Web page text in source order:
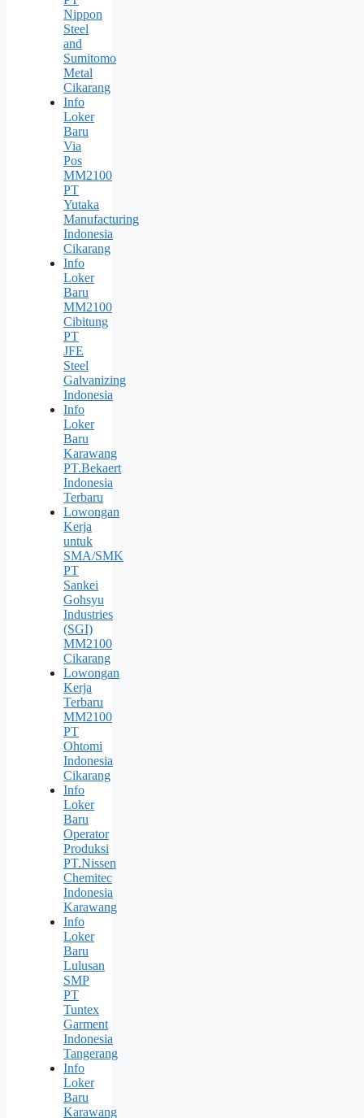
Nippon
Steel
and
Sumitomo
Metal
Cikarang
Info
Loker
Baru
Via
Pos
MM2100
PT
Yutaka
Manufacturing
Indonesia
Cikarang
Info
Loker
Baru
MM2100
Cibitung
PT
JFE
Steel
Galvanizing
Indonesia
Info
Loker
Baru
Karawang
PT.Bekaert
Indonesia
Terbaru
Lowongan
Kerja
untuk
SMA/SMK
PT
Sankei
Gohsyu
Industries
(SGI)
MM2100
Cikarang
Lowongan
Kerja
Terbaru
MM2100
PT
Ohtomi
Indonesia
Cikarang
Info
Loker
Baru
Operator
Produksi
PT.Nissen
Chemitec
Indonesia
Karawang
Info
Loker
Baru
Lulusan
SMP
PT
Tuntex
Garment
Indonesia
Tangerang
Info
Loker
Baru
Karawang